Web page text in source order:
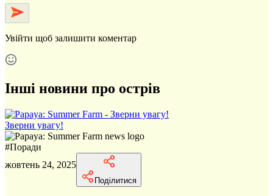
Увійти щоб залишити коментар
Інші новини про острів
Зверни увагу!
#Поради
жовтень 24, 2025
Поділитися